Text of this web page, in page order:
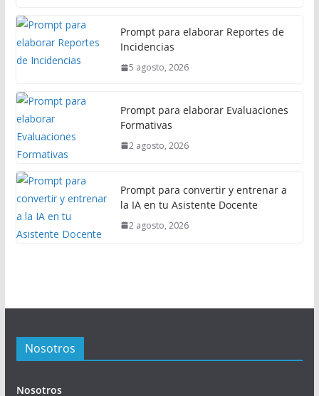
Prompt para elaborar Reportes de
Incidencias
5 agosto, 2026
Prompt para elaborar Evaluaciones
Formativas
2 agosto, 2026
Prompt para convertir y entrenar a
la IA en tu Asistente Docente
2 agosto, 2026
Nosotros
Nosotros